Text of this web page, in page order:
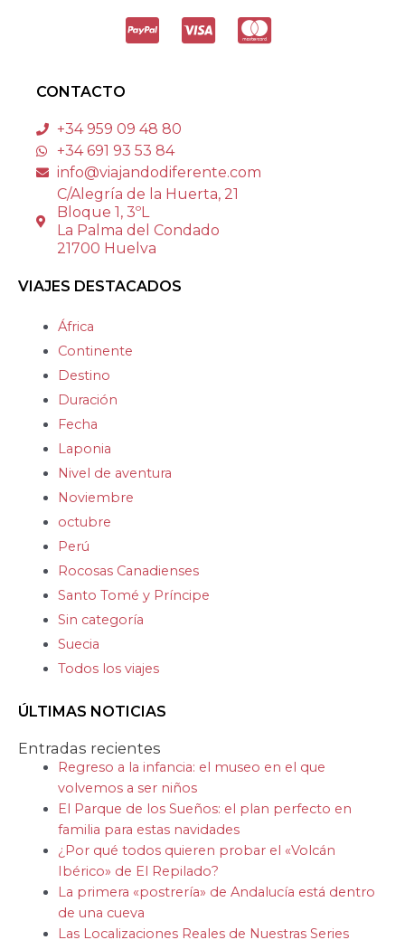
CONTACTO
+34 959 09 48 80
+34 691 93 53 84
info@viajandodiferente.com
C/Alegría de la Huerta, 21
Bloque 1, 3ºL
La Palma del Condado
21700 Huelva
VIAJES DESTACADOS
África
Continente
Destino
Duración
Fecha
Laponia
Nivel de aventura
Noviembre
octubre
Perú
Rocosas Canadienses
Santo Tomé y Príncipe
Sin categoría
Suecia
Todos los viajes
ÚLTIMAS NOTICIAS
Entradas recientes
Regreso a la infancia: el museo en el que
volvemos a ser niños
El Parque de los Sueños: el plan perfecto en
familia para estas navidades
¿Por qué todos quieren probar el «Volcán
Ibérico» de El Repilado?
La primera «postrería» de Andalucía está dentro
de una cueva
Las Localizaciones Reales de Nuestras Series